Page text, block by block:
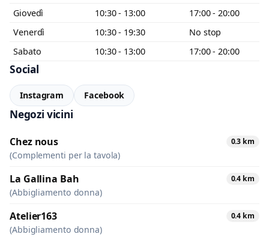
Giovedì
10:30 - 13:00
17:00 - 20:00
Venerdì
10:30 - 19:30
No stop
Sabato
10:30 - 13:00 17:00 - 20:00
Social
Instagram Facebook
Negozi vicini
Chez nous 0.3 km
(Complementi per la tavola)
La Gallina Bah 0.4 km
(Abbigliamento donna)
Atelier163 0.4 km
(Abbigliamento donna)